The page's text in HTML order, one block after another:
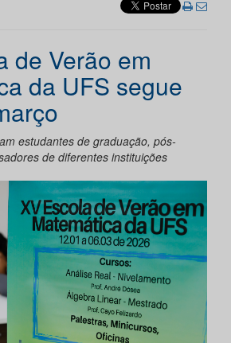
de Verão em
da UFS segue
estudantes de graduação, pós-
de diferentes instituições